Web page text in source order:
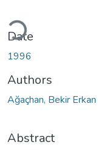
Date
1996
Authors
Ağaçhan, Bekir Erkan
Abstract